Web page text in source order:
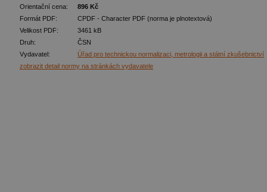
Orientační cena:
896 Kč
Formát PDF:
CPDF - Character PDF (norma je plnotextová)
Velikost PDF:
3461 kB
Druh:
ČSN
Vydavatel:
Úřad pro technickou normalizaci, metrologii a státní zkušebnictví
zobrazit detail normy na stránkách vydavatele